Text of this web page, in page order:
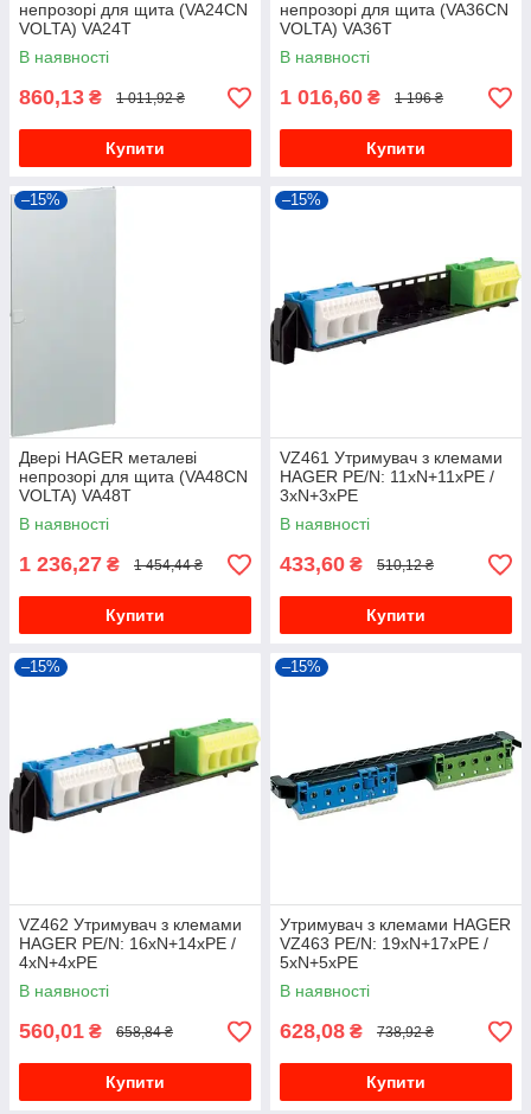
непрозорі для щита (VA24CN
VOLTA) VA24T
В наявності
860,13 ₴ 1 011,92 ₴
Купити
непрозорі для щита (VA36CN
VOLTA) VA36T
В наявності
1 016,60 ₴ 1 196 ₴
Купити
–15%
Двері HAGER металеві
непрозорі для щита (VA48CN
VOLTA) VA48T
В наявності
1 236,27 ₴ 1 454,44 ₴
Купити
–15%
VZ461 Утримувач з клемами
HAGER PE/N: 11xN+11xPE /
3xN+3xPE
В наявності
433,60 ₴ 510,12 ₴
Купити
–15%
VZ462 Утримувач з клемами
HAGER PE/N: 16xN+14xPE /
4xN+4xPE
В наявності
560,01 ₴ 658,84 ₴
Купити
–15%
Утримувач з клемами HAGER
VZ463 PE/N: 19xN+17xPE /
5xN+5xPE
В наявності
628,08 ₴ 738,92 ₴
Купити